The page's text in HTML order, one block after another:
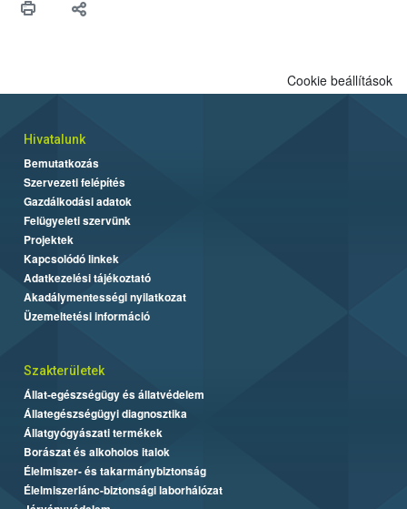
Cookie beállítások
Hivatalunk
Bemutatkozás
Szervezeti felépítés
Gazdálkodási adatok
Felügyeleti szervünk
Projektek
Kapcsolódó linkek
Adatkezelési tájékoztató
Akadálymentességi nyilatkozat
Üzemeltetési információ
Szakterületek
Állat-egészségügy és állatvédelem
Állategészségügyi diagnosztika
Állatgyógyászati termékek
Borászat és alkoholos italok
Élelmiszer- és takarmánybiztonság
Élelmiszerlánc-biztonsági laborhálózat